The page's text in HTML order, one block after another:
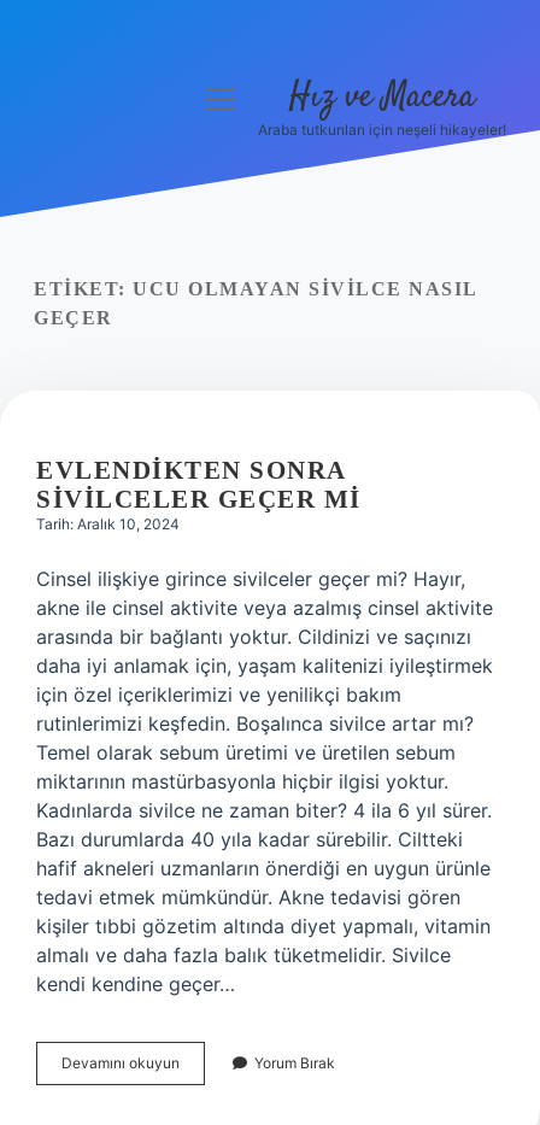
Yasal Uyarı
menüyü
Hız ve Macera
Araba tutkunları için neşeli hikayeler!
ETIKET: UCU OLMAYAN SIVILCE NASIL
GEÇER
EVLENDIKTEN SONRA
SIVILCELER GEÇER MI
Tarih: Aralık 10, 2024
Cinsel ilişkiye girince sivilceler geçer mi? Hayır,
akne ile cinsel aktivite veya azalmış cinsel aktivite
arasında bir bağlantı yoktur. Cildinizi ve saçınızı
daha iyi anlamak için, yaşam kalitenizi iyileştirmek
için özel içeriklerimizi ve yenilikçi bakım
rutinlerimizi keşfedin. Boşalınca sivilce artar mı?
Temel olarak sebum üretimi ve üretilen sebum
miktarının mastürbasyonla hiçbir ilgisi yoktur.
Kadınlarda sivilce ne zaman biter? 4 ila 6 yıl sürer.
Bazı durumlarda 40 yıla kadar sürebilir. Ciltteki
hafif akneleri uzmanların önerdiği en uygun ürünle
tedavi etmek mümkündür. Akne tedavisi gören
kişiler tıbbi gözetim altında diyet yapmalı, vitamin
almalı ve daha fazla balık tüketmelidir. Sivilce
kendi kendine geçer…
Devamını okuyun Evlendikten
Sonra
Yorum Bırak